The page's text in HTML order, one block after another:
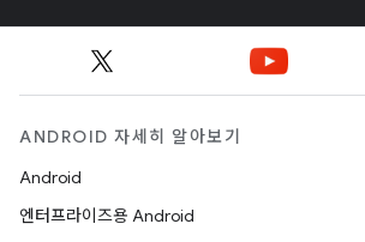
ANDROID 자세히 알아보기
Android
엔터프라이즈용 Android